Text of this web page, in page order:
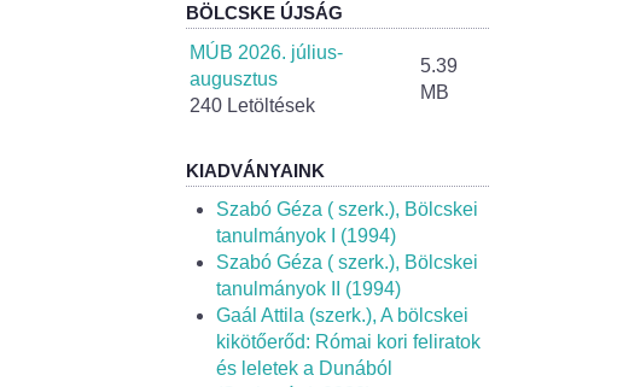
BÖLCSKE ÚJSÁG
MÚB 2026. július-
augusztus
240 Letöltések
5.39
MB
KIADVÁNYAINK
Szabó Géza ( szerk.), Bölcskei
tanulmányok I (1994)
Szabó Géza ( szerk.), Bölcskei
tanulmányok II (1994)
Gaál Attila (szerk.), A bölcskei
kikötőerőd: Római kori feliratok
és leletek a Dunából